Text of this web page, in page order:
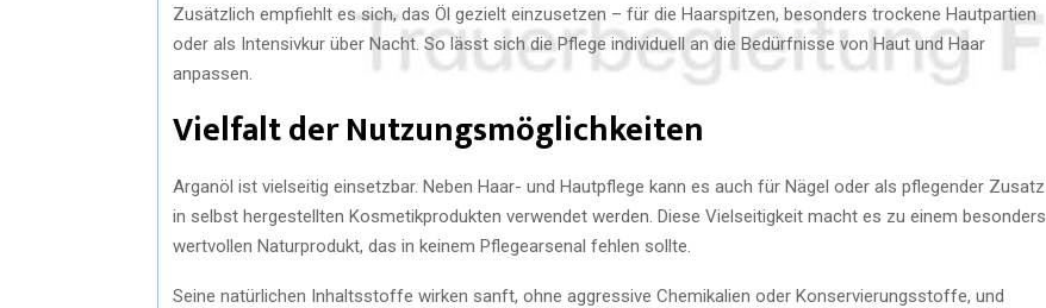
Zusätzlich empfiehlt es sich, das Öl gezielt einzusetzen – für die Haarspitzen, besonders trockene Hautpartien
oder als Intensivkur über Nacht. So lässt sich die Pflege individuell an die Bedürfnisse von Haut und Haar
anpassen.
Vielfalt der Nutzungsmöglichkeiten
Arganöl ist vielseitig einsetzbar. Neben Haar- und Hautpflege kann es auch für Nägel oder als pflegender Zusatz
in selbst hergestellten Kosmetikprodukten verwendet werden. Diese Vielseitigkeit macht es zu einem besonders
wertvollen Naturprodukt, das in keinem Pflegearsenal fehlen sollte.
Seine natürlichen Inhaltsstoffe wirken sanft, ohne aggressive Chemikalien oder Konservierungsstoffe, und